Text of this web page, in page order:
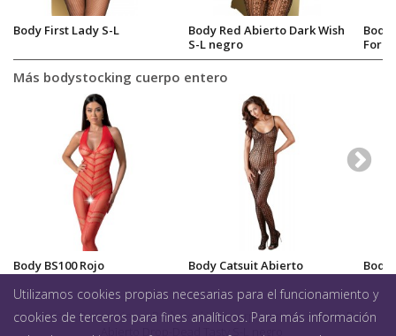
Body First Lady S-L
Body Red Abierto Dark Wish
S-L negro
Body
Más bodystocking cuerpo entero
Body BS100 Rojo Body Catsuit Abierto Body
Lencería > Para mujer > Bodystocking cuerpo entero > Body Red
Abierto Drop-Dead Tasty S-L negro
Utilizamos cookies propias necesarias para el funcionamiento y
cookies de terceros para fines analíticos. Para más información